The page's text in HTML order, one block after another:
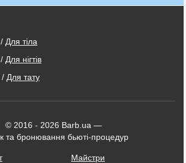
/ Для тіла
/ Для нігтів
/ Для тату
© 2016 - 2026 Barb.ua —
та бронювання бьюті-процедур
Майстри